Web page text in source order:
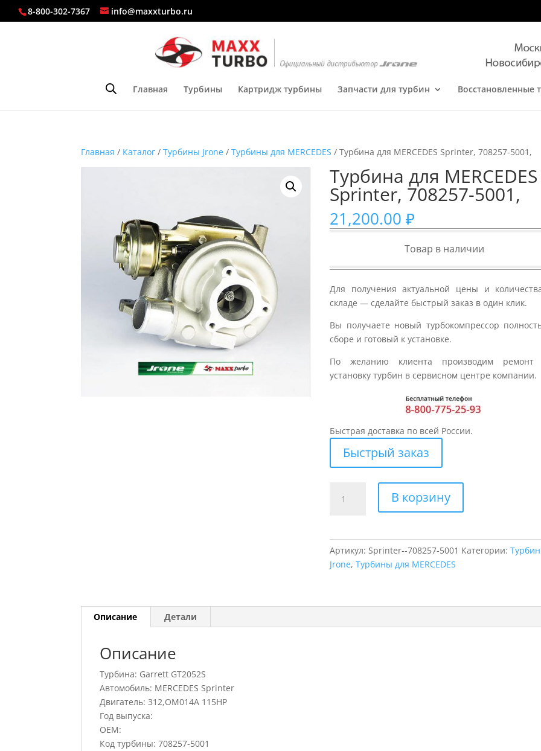
8-800-302-7367 info@maxxturbo.ru
Главная Турбины Картридж турбины Запчасти для турбин Восстановленные
Главная / Каталог /Турбины Jrone /Турбины для MERCEDES / Турбина для MERCEDES Sprinter, 708257-5001,
Турбина для MERCEDES
Sprinter, 708257-5001,
21,200.00₽
Товар в наличии
Для получения актуальной цены и
складе — сделайте быстрый заказ в один клик.
Вы получаете новый турбокомпрессор
сборе и готовый к установке.
По желанию клиента производим ремонт
установку турбин в сервисном центре компании.
Быстрая доставка по всей России.
Быстрый заказ
товара
Sprinter,
708257-
В корзину
Артикул:Sprinter--708257-5001 Категории:
Jrone,Турбины для MERCEDES
Описание Детали
Описание
Турбина: Garrett GT2052S
Автомобиль: MERCEDES Sprinter
Двигатель: 312,OM014A 115HP
Год выпуска:
OEM:
Код турбины: 708257-5001